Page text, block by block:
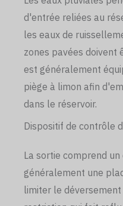
d'entrée reliées au
les eaux de
zones pavées doivent
est généralement
piège à limon afin
dans le réservoir.
Dispositif de contrôle
La sortie comprend
généralement une
limiter le déversement